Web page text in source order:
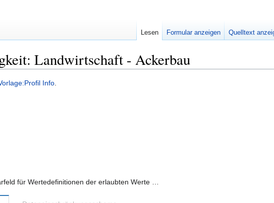
Landwirtschaft - Ackerbau
Info.
für Wertedefinitionen der erlaubten Werte …
Lesen Formular anzeigen Quelltext